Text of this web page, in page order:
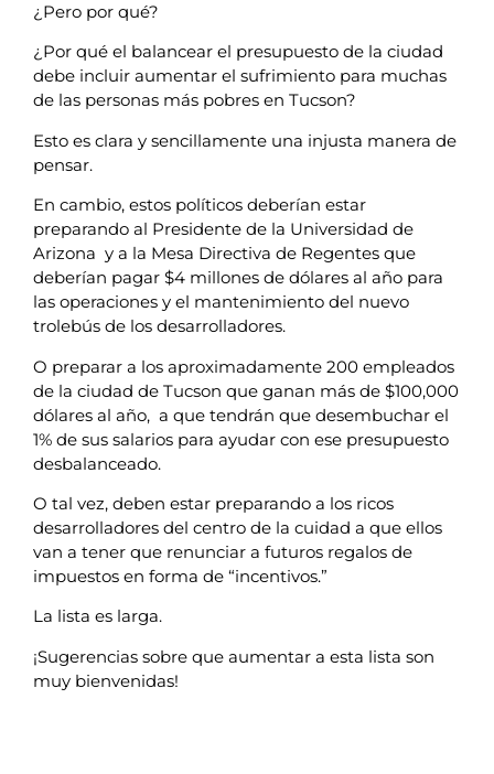
¿Pero por qué?
¿Por qué el balancear el presupuesto de la ciudad
debe incluir aumentar el sufrimiento para muchas
de las personas más pobres en Tucson?
Esto es clara y sencillamente una injusta manera de
pensar.
En cambio, estos políticos deberían estar
preparando al Presidente de la Universidad de
Arizona y a la Mesa Directiva de Regentes que
deberían pagar $4 millones de dólares al año para
las operaciones y el mantenimiento del nuevo
trolebús de los desarrolladores.
O preparar a los aproximadamente 200 empleados
de la ciudad de Tucson que ganan más de $100,000
dólares al año, a que tendrán que desembuchar el
1% de sus salarios para ayudar con ese presupuesto
desbalanceado.
O tal vez, deben estar preparando a los ricos
desarrolladores del centro de la cuidad a que ellos
van a tener que renunciar a futuros regalos de
impuestos en forma de “incentivos.”
La lista es larga.
¡Sugerencias sobre que aumentar a esta lista son
muy bienvenidas!